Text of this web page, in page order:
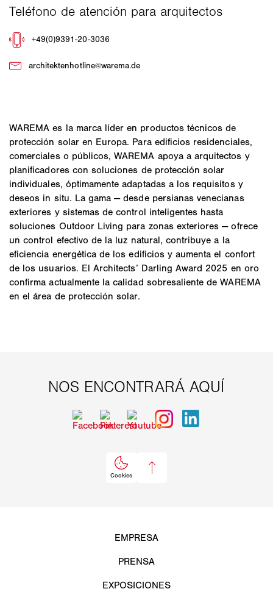
WAREMA es la marca líder en productos técnicos de
protección solar en Europa. Para edificios residenciales,
comerciales o públicos, WAREMA apoya a arquitectos y
planificadores con soluciones de protección solar
individuales, óptimamente adaptadas a los requisitos y
deseos in situ. La gama — desde persianas venecianas
exteriores y sistemas de control inteligentes hasta
soluciones Outdoor Living para zonas exteriores — ofrece
un control efectivo de la luz natural, contribuye a la
eficiencia energética de los edificios y aumenta el confort
de los usuarios. El Architects’ Darling Award 2025 en oro
confirma actualmente la calidad sobresaliente de WAREMA
en el área de protección solar.